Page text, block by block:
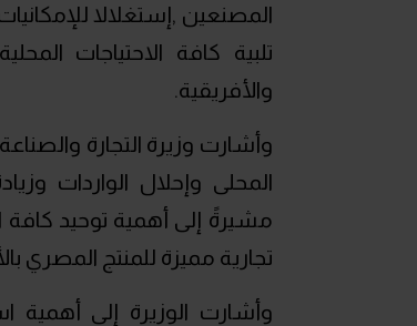
المصنعين ,إستغلالا
تلبية كافة الاحتياجات
والأفريقية.
وأشارت وزيرة التجارة
المحلى وإحلال الواردات
مشيرةً إلى أهمية توحيد كافة
تجارية مميزة للمنتج المصري
وأشارت الوزيرة إلى أهمية